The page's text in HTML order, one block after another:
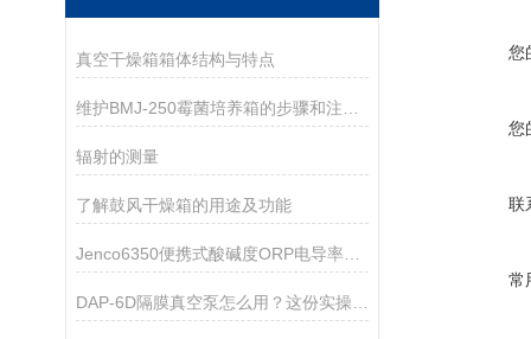
真空干燥箱箱体结构与特点
辐射的测量
了解鼓风干燥箱的用途及功能
您
您
联
常